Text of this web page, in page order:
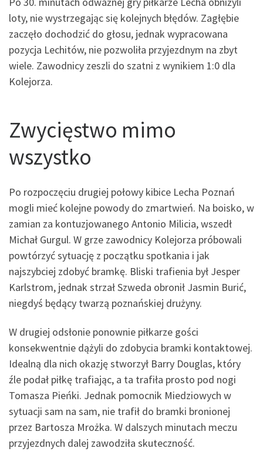
loty, nie wystrzegając się kolejnych błędów. Zagłębie
zaczęło dochodzić do głosu, jednak wypracowana
pozycja Lechitów, nie pozwoliła przyjezdnym na zbyt
wiele. Zawodnicy zeszli do szatni z wynikiem 1:0 dla
Kolejorza.
Zwycięstwo mimo
wszystko
Po rozpoczęciu drugiej połowy kibice Lecha Poznań
mogli mieć kolejne powody do zmartwień. Na boisko, w
zamian za kontuzjowanego Antonio Milicia, wszedł
Michał Gurgul. W grze zawodnicy Kolejorza próbowali
powtórzyć sytuację z początku spotkania i jak
najszybciej zdobyć bramkę. Bliski trafienia był Jesper
Karlstrom, jednak strzał Szweda obronił Jasmin Burić,
niegdyś będący twarzą poznańskiej drużyny.
W drugiej odsłonie ponownie piłkarze gości
konsekwentnie dążyli do zdobycia bramki kontaktowej.
Idealną dla nich okazję stworzył Barry Douglas, który
źle podał piłkę trafiając, a ta trafiła prosto pod nogi
Tomasza Pieńki. Jednak pomocnik Miedziowych w
sytuacji sam na sam, nie trafił do bramki bronionej
przez Bartosza Mrożka. W dalszych minutach meczu
przyjezdnych dalej zawodziła skuteczność.